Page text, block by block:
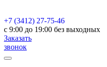
+7 (3412) 27-75-46
c 9:00 до 19:00 без выходных
Заказать
звонок